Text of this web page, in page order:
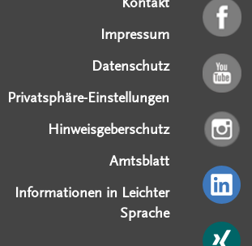
Impressum
Datenschutz
Privatsphäre-Einstellungen
Hinweisgeberschutz
Amtsblatt
Informationen in Leichter
Sprache